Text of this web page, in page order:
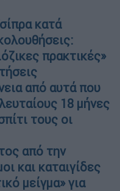
κατά
πρακτικές»
από αυτά που
18 μήνες
τους οι
από την
και καταιγίδες
μείγμα» για